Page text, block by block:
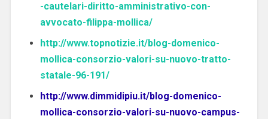
-cautelari-diritto-amministrativo-con-
avvocato-filippa-mollica/
http://www.topnotizie.it/blog-domenico-
mollica-consorzio-valori-su-nuovo-tratto-
statale-96-191/
http://www.dimmidipiu.it/blog-domenico-
mollica-consorzio-valori-su-nuovo-campus-